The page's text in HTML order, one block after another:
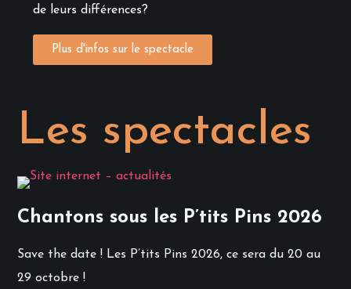
de leurs différences?
Plus d'infos sur le spectacle
Les spectacles
Chantons sous les P’tits Pins 2026
Save the date ! Les P’tits Pins 2026, ce sera du 20 au
29 octobre !